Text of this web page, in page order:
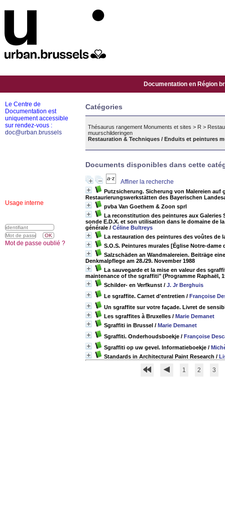
Documentation en Région
Catégories
Thésaurus rangement Monuments et sites > R >
muurschilderingen
Restauration & Techniques / Enduits et peintures
Documents disponibles dans cette
Affiner la recherche
Putzsicherung. Sicherung von Malereien
Restaurierungswerkstätten des Bayerischen
pvba Van Goethem & Zoon sprl
La reconstitution des peintures aux Galeries
sonde E.D.X. et son utilisation dans le domaine de
générale / Céline Bultreys
La restauration des peintures des voûtes de
S.O.S. Peintures murales [Église Notre-dame
Salzschäden an Wandmalereien. Beiträge
Denkmalpflege am 28./29. November 1988
La sauvegarde et la mise en valeur des
maintenance of the sgraffiti" (Programme Raphaël,
Schilder- en Verfkunst / J. Jr Berghuis
Le sgraffite. Carnet d'entretien / Françoise
Un sgraffite sur votre façade. Livret de
Les sgraffites à Bruxelles / Marie Demanet
Sgraffiti in Brussel / Marie Demanet
Sgraffiti. Onderhoudsboekje / Françoise
Sgraffiti op uw gevel. Informatieboekje /
Standards in Architectural Paint Research /
1 2 3
Le Centre de
Documentation est
uniquement accessible
sur rendez-vous :
doc@urban.brussels
Usage interne
Mot de passe oublié ?